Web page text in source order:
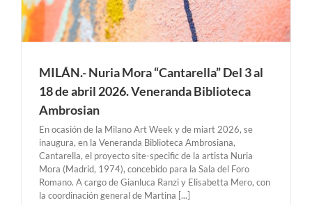
MILÁN.- Nuria Mora “Cantarella” Del 3 al
18 de abril 2026. Veneranda Biblioteca
Ambrosian
En ocasión de la Milano Art Week y de miart 2026, se
inaugura, en la Veneranda Biblioteca Ambrosiana,
Cantarella, el proyecto site-specific de la artista Nuria
Mora (Madrid, 1974), concebido para la Sala del Foro
Romano. A cargo de Gianluca Ranzi y Elisabetta Mero, con
la coordinación general de Martina [...]